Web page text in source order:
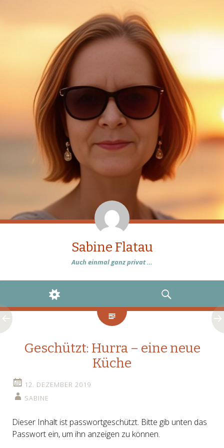
Sabine Flatau
Auch einmal ganz privat …
WIDGETS
SEARCH
Geschützt: Hurra – eine neue
Küche
12. DEZEMBER 2019
SABINE
Dieser Inhalt ist passwortgeschützt. Bitte gib unten das
Passwort ein, um ihn anzeigen zu können.